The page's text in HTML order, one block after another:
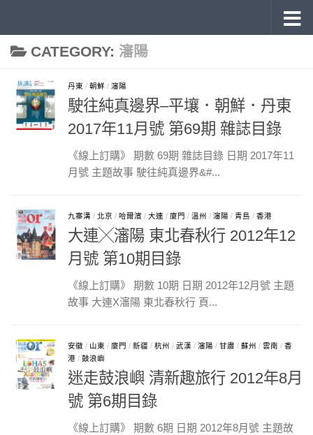
CATEGORY: 瀋陽
丹東 / 朝鮮 / 瀋陽
駛往純真邊界–平壤．朝鮮．丹東
2017年11月號 第69期 雜誌目錄
《線上訂購》 期數 69期 雜誌目錄 日期 2017年11
月號 主題故事 駛往純真邊界&#...
九寨溝 / 北京 / 哈爾濱 / 大連 / 廈門 / 溫州 / 瀋陽 / 青島 / 香港
大連╳瀋陽 東北春秋行 2012年12
月號 第10期目錄
《線上訂購》 期數 10期 日期 2012年12月號 主題
故事 大連X瀋陽 東北春秋行 頁...
安徽 / 山東 / 廈門 / 新疆 / 杭州 / 武漢 / 瀋陽 / 甘肅 / 蘇州 / 雲南 / 香
港 / 鼓浪嶼
迷走鼓浪嶼 清新趣旅行 2012年8月
號 第6期目錄
《線上訂購》 期數 6期 日期 2012年8月號 主題故